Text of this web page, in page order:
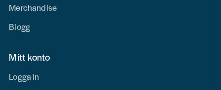
Merchandise
Blogg
Mitt konto
Logga in